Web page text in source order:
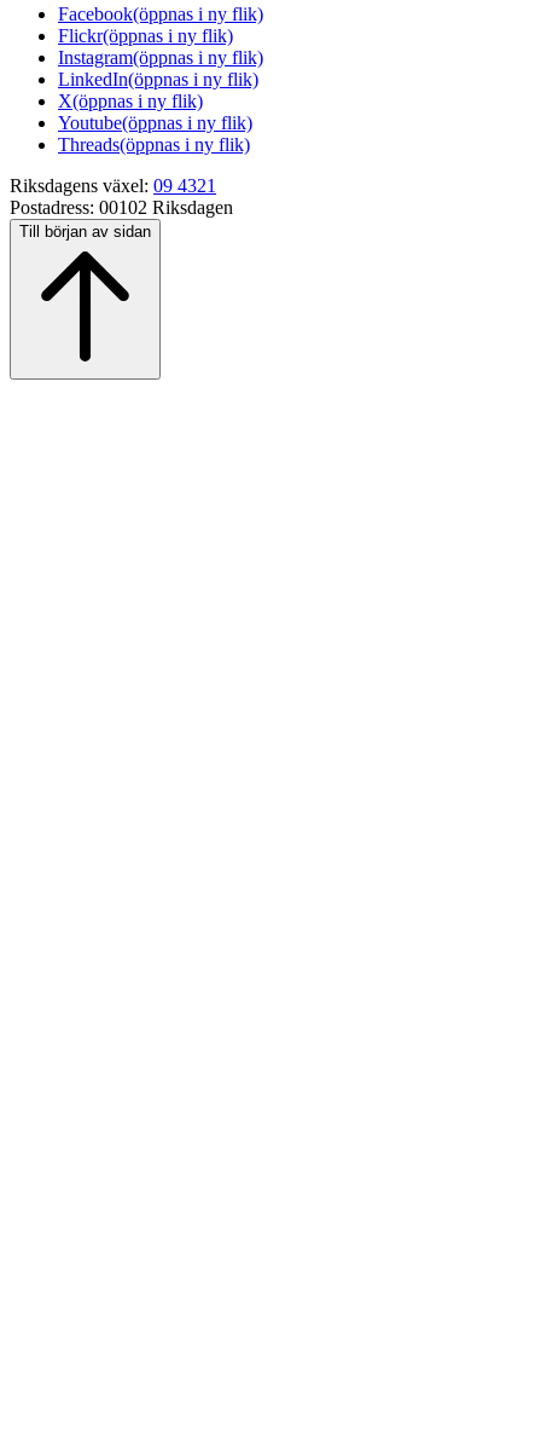
Facebook(öppnas i ny flik)
Flickr(öppnas i ny flik)
Instagram(öppnas i ny flik)
LinkedIn(öppnas i ny flik)
X(öppnas i ny flik)
Youtube(öppnas i ny flik)
Threads(öppnas i ny flik)
Riksdagens växel: 09 4321
Postadress: 00102 Riksdagen
Till början av sidan